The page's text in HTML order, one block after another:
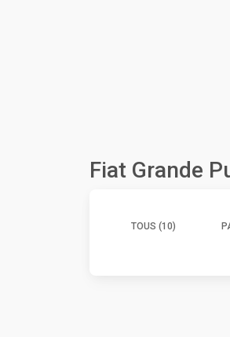
Fiat Grande
TOUS (10)